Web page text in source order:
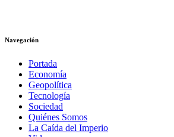
Navegación
Portada
Economía
Geopolítica
Tecnología
Sociedad
Quiénes Somos
La Caída del Imperio